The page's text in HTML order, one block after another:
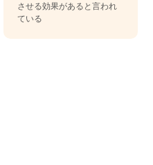
させる効果があると言われ
ている